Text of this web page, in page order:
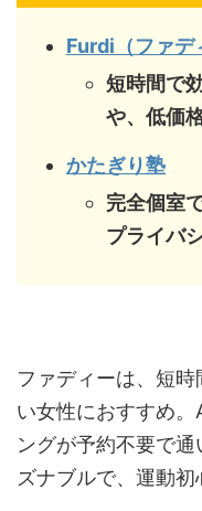
Furdi（ファデ
短時間で
や、低価
かたぎり塾
完全個室
プライバ
ファディーは、短
い女性におすすめ
ングが予約不要で
ズナブルで、運動初